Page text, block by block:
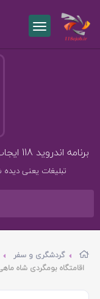
برنامه اندروید 118 ایجاب | سامانه ثبت الکترونیکی مشاغل کشور
تبلیغات یعنی
گردشگری و سفر
اقامتگاه بومگردی شاه